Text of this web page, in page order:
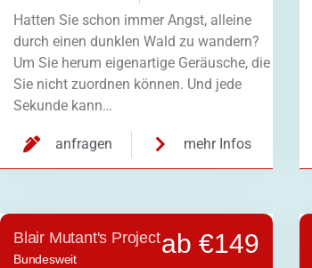
Hatten Sie schon immer Angst, alleine
durch einen dunklen Wald zu wandern?
Um Sie herum eigenartige Geräusche, die
Sie nicht zuordnen können. Und jede
Sekunde kann…
anfragen mehr Infos
Blair Mutant's Project
Bundesweit
ab €149